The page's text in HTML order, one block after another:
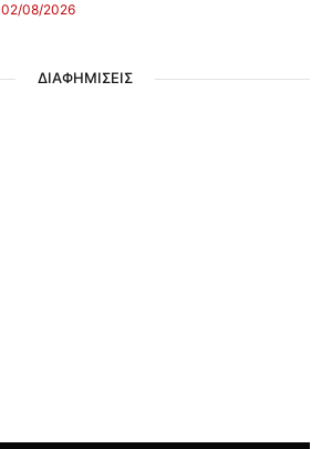
02/08/2026
ΔΙΑΦΗΜΙΣΕΙΣ